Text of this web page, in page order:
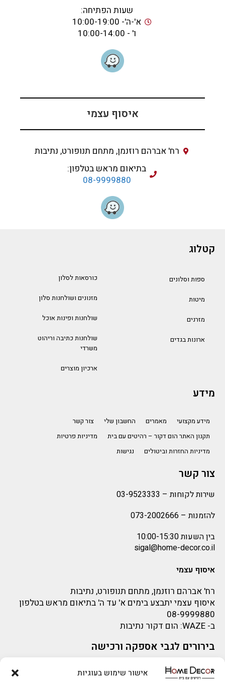
אישור שימוש בעוגיות
שעות הפתיחה:
א'-ה'- 10:00-19:00
ו' - 10:00-14:00
איסוף עצמי
רח' אברהם רוזנמן, מתחם תנופורט, נתיבות
בתיאום מראש בטלפון:
08-9999880
קטלוג
ספות וסלונים
מיטות
מזרנים
ארונות בגדים
כורסאות לסלון
מזנונים ושולחנות סלון
שולחנות ופינות אוכל
שולחנות כתיבה וריהוט
משרדי
ארכיון מוצרים
מידע
מידע מקצועי מאמרים החשבון שלי
צור קשר
תקנון האתר הום דקור – רהיטים עם בית
מדיניות פרטיות
מדיניות החזרות וביטולים
נגישות
צור קשר
שירות לקוחות – 03-9523333
להזמנות – 073-2002666
בין השעות 10:00-15:30
sigal@home-decor.co.il
איסוף עצמי
רח' אברהם רוזנמן, מתחם תנופורט, נתיבות
איסוף עצמי יתבצע בימים א' עד ה' בתיאום מראש בטלפון
08-9999880
ב- WAZE: הום דקור נתיבות
בירורים לגבי אספקה ורכישה
בירור לגבי אספקה -ניתן לפנות למייל:
sigal@home-decor.co.il
פניות לפני רכישה – ניתן לפנות למייל: omer@home-